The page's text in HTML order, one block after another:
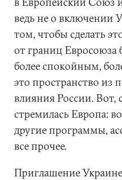
ведь не о включении
том, чтобы сделать
от границ Евросоюза
более спокойным,
это пространство из
влияния России. Вот,
стремилась Европа:
другие программы,
все прочее.
Приглашение